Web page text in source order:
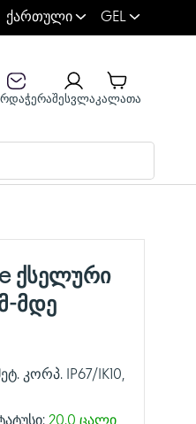
ქართული GEL
შესვლაკალათა
ქსელური
მდე
კორპ. IP67/IK10,
20.0 ცალი